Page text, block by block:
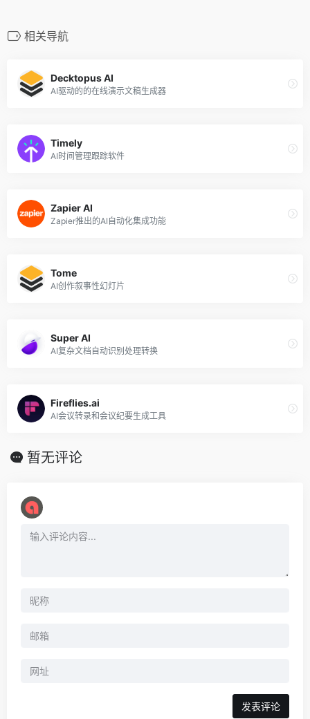
相关导航
Decktopus AI
AI驱动的的在线演示文稿生成器
Timely
AI时间管理跟踪软件
Zapier AI
Zapier推出的AI自动化集成功能
Tome
AI创作叙事性幻灯片
Super AI
AI复杂文档自动识别处理转换
Fireflies.ai
AI会议转录和会议纪要生成工具
暂无评论